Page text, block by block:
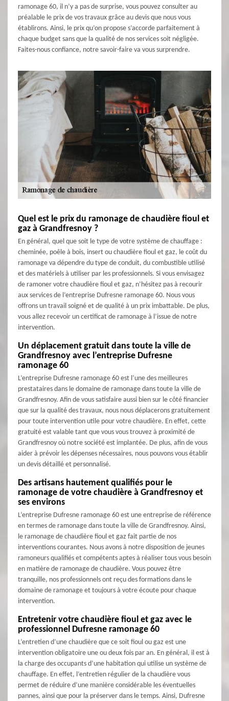
ramonage 60, il n’y a pas de surprise, vous pouvez consulter au
préalable le prix de vos travaux grâce au devis que nous vous
établirons. Ainsi, le prix qu’on propose s’accorde parfaitement à
chaque budget sans que la qualité de nos services soit négligée.
Faites-nous confiance, notre savoir-faire va vous surprendre.
Quel est le prix du ramonage de chaudière fioul et
gaz à Grandfresnoy ?
En général, quel que soit le type de votre système de chauffage :
cheminée, poêle à bois, insert ou chaudière fioul et gaz, le coût du
ramonage va dépendre du type de conduit, du combustible utilisé
et des matériels à utiliser par les professionnels. Si vous envisagez
de ramoner votre chaudière fioul et gaz, n’hésitez pas à recourir
aux services de l’entreprise Dufresne ramonage 60. Nous vous
offrons un travail soigné et de qualité à un prix imbattable. De plus,
vous allez recevoir un certificat de ramonage à l’issue de notre
intervention.
Un déplacement gratuit dans toute la ville de
Grandfresnoy avec l’entreprise Dufresne
ramonage 60
L’entreprise Dufresne ramonage 60 est l’une des meilleures
prestataires dans le domaine de ramonage dans toute la ville de
Grandfresnoy. Afin de vous satisfaire aussi bien sur le côté financier
que sur la qualité des travaux, nous nous déplacerons gratuitement
pour toute intervention utile pour votre chaudière. En effet, cette
gratuité est valable tant que vous vous trouvez à proximité de
Grandfresnoy où notre société est implantée. De plus, afin de vous
aider à prévoir les dépenses nécessaires, nous pouvons vous établir
un devis détaillé et personnalisé.
Des artisans hautement qualifiés pour le
ramonage de votre chaudière à Grandfresnoy et
ses environs
L’entreprise Dufresne ramonage 60 est une entreprise de référence
en termes de ramonage dans toute la ville de Grandfresnoy. Ainsi,
le ramonage de chaudière fioul et gaz fait partie de nos
interventions courantes. Nous avons à notre disposition de jeunes
ramoneurs qualifiés et compétents aptes à réaliser tous vous besoin
en matière de ramonage de chaudière. Vous pouvez être
tranquille, nos professionnels ont reçu des formations dans le
domaine de ramonage et toujours à votre écoute pour chaque
intervention.
Entretenir votre chaudière fioul et gaz avec le
professionnel Dufresne ramonage 60
L’entretien d’une chaudière que ce soit fioul ou gaz est une
intervention obligatoire une ou deux fois par an. En général, il est à
la charge des occupants d’une habitation qui utilise un système de
chauffage. En effet, l’entretien régulier de la chaudière vous
permet de réduire d’une manière considérable les éventuelles
pannes, ainsi que pour la préserver dans le temps. Ainsi, Dufresne